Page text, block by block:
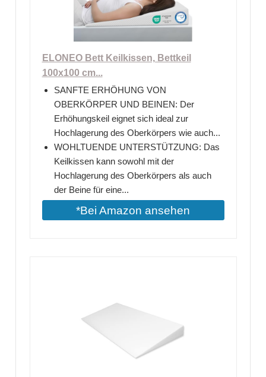
ELONEO Bett Keilkissen, Bettkeil
100x100 cm...
SANFTE ERHÖHUNG VON
OBERKÖRPER UND BEINEN: Der
Erhöhungskeil eignet sich ideal zur
Hochlagerung des Oberkörpers wie auch...
WOHLTUENDE UNTERSTÜTZUNG: Das
Keilkissen kann sowohl mit der
Hochlagerung des Oberkörpers als auch
der Beine für eine...
*Bei Amazon ansehen